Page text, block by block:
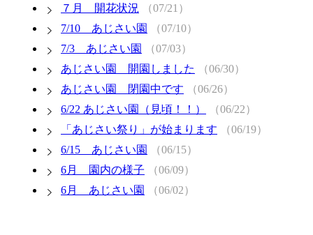
７月 開花状況
（07/21）
7/10 あじさい園
（07/10）
7/3 あじさい園
（07/03）
あじさい園 開園しました
（06/30）
あじさい園 閉園中です
（06/26）
6/22 あじさい園（見頃！！）
（06/22）
「あじさい祭り」が始まります
（06/19）
6/15 あじさい園
（06/15）
6月 園内の様子
（06/09）
6月 あじさい園
（06/02）